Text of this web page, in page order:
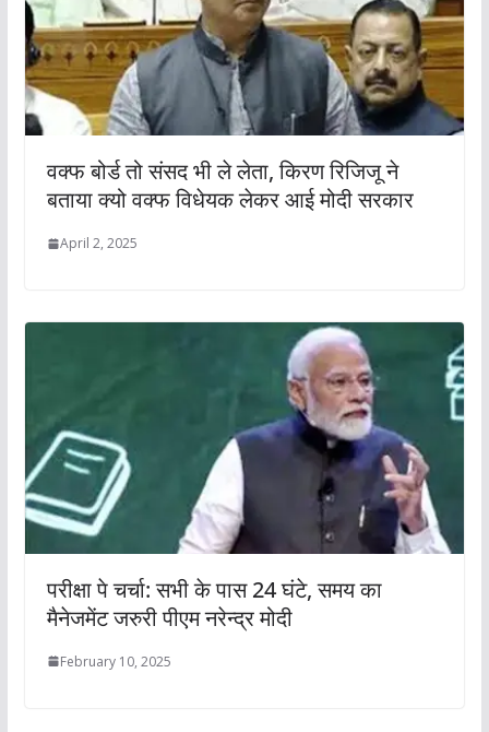
वक्फ बोर्ड तो संसद भी ले लेता, किरण रिजिजू ने
बताया क्यो वक्फ विधेयक लेकर आई मोदी सरकार
April 2, 2025
परीक्षा पे चर्चा: सभी के पास 24 घंटे, समय का
मैनेजमेंट जरुरी पीएम नरेन्द्र मोदी
February 10, 2025